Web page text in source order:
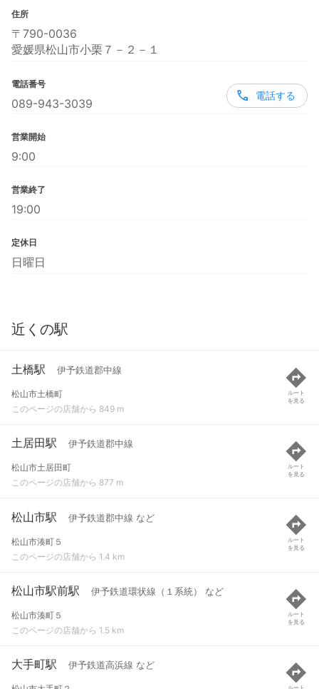
住所
〒790-0036
愛媛県松山市小栗７－２－１
電話番号
089-943-3039
電話する
営業開始
9:00
営業終了
19:00
定休日
日曜日
近くの駅
土橋駅 伊予鉄道郡中線
松山市土橋町
このページの店舗から 849 m
ルート
を見る
土居田駅 伊予鉄道郡中線
松山市土居田町
このページの店舗から 877 m
ルート
を見る
松山市駅 伊予鉄道郡中線 など
松山市湊町５
このページの店舗から 1.4 km
ルート
を見る
松山市駅前駅 伊予鉄道環状線（１系統） など
松山市湊町５
このページの店舗から 1.5 km
ルート
を見る
大手町駅 伊予鉄道高浜線 など